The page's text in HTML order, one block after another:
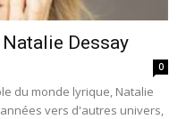
Dessay
0
du monde lyrique, Natalie
vers d'autres univers,